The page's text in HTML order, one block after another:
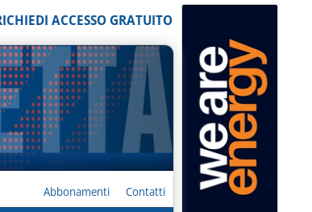
ACCESSO GRATUITO
Abbonamenti Contatti